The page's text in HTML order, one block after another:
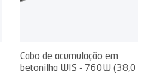
Cabo de acumulação em
betonilha WIS - 760W (38,0